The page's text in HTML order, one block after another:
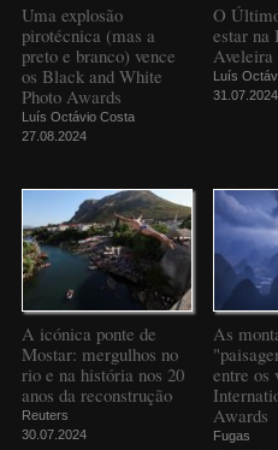
Uma explosão
pirotécnica (mas a
preto e branco) vence
os Black and White
Photo Awards
Luís Octávio Costa
27.08.2024
O
estar na
Aveleira
Luís
31.07.2024
A icónica ponte de
Mostar: mergulhos no
rio e na história nos 20
anos da reconstrução
Reuters
30.07.2024
As
entre os
Awards
Fugas